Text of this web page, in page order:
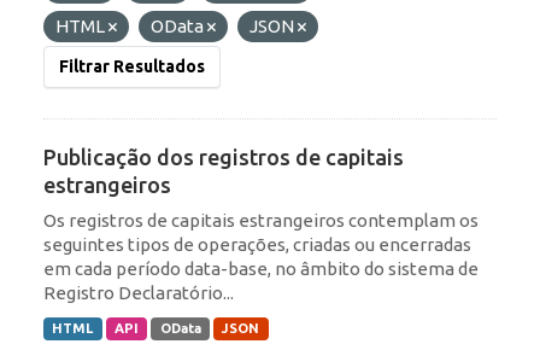
HTML
OData JSON
Filtrar Resultados
Publicação dos registros de capitais
estrangeiros
Os registros de capitais estrangeiros contemplam os
seguintes tipos de operações, criadas ou encerradas
em cada período data-base, no âmbito do sistema de
Registro Declaratório...
HTML API OData JSON